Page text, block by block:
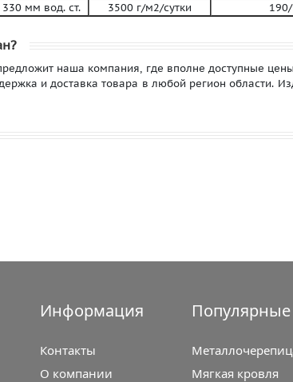
330 мм вод. ст. 3500 г/м2/сутки
наша компания, где вполне доступные
и доставка товара в любой регион области.
Информация
Контакты
О компании
Популярные
Мягкая кровля